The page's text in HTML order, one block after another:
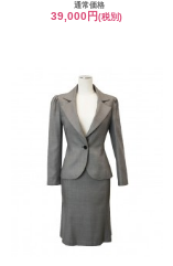
通常価格
39,000円(税別)